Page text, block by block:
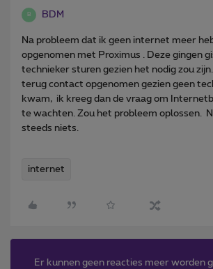
B BDM
Na probleem dat ik geen internet meer
opgenomen met Proximus . Deze gingen
technieker sturen gezien het nodig zou
terug contact opgenomen gezien geen
kwam, ik kreeg dan de vraag om
te wachten. Zou het probleem oplossen.
steeds niets.
internet
Er kunnen geen reacties meer worden